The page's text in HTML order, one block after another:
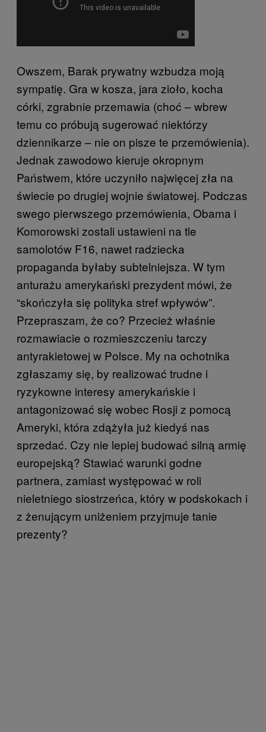
Owszem, Barak prywatny wzbudza moją
sympatię. Gra w kosza, jara zioło, kocha
córki, zgrabnie przemawia (choć – wbrew
temu co próbują sugerować niektórzy
dziennikarze – nie on pisze te przemówienia).
Jednak zawodowo kieruje okropnym
Państwem, które uczyniło najwięcej zła na
świecie po drugiej wojnie światowej. Podczas
swego pierwszego przemówienia, Obama i
Komorowski zostali ustawieni na tle
samolotów F16, nawet radziecka
propaganda byłaby subtelniejsza. W tym
anturażu amerykański prezydent mówi, że
“skończyła się polityka stref wpływów”.
Przepraszam, że co? Przecież właśnie
rozmawiacie o rozmieszczeniu tarczy
antyrakietowej w Polsce. My na ochotnika
zgłaszamy się, by realizować trudne i
ryzykowne interesy amerykańskie i
antagonizować się wobec Rosji z pomocą
Ameryki, która zdążyła już kiedyś nas
sprzedać. Czy nie lepiej budować silną armię
europejską? Stawiać warunki godne
partnera, zamiast występować w roli
nieletniego siostrzeńca, który w podskokach i
z żenującym uniżeniem przyjmuje tanie
prezenty?